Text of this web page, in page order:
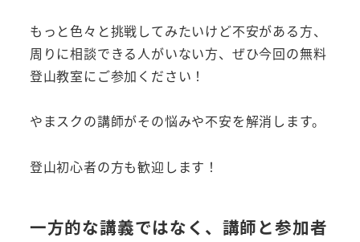
もっと色々と挑戦してみたいけど不安がある方、
周りに相談できる人がいない方、ぜひ今回の無料
登山教室にご参加ください！
やまスクの講師がその悩みや不安を解消します。
登山初心者の方も歓迎します！
一方的な講義ではなく、講師と参加者